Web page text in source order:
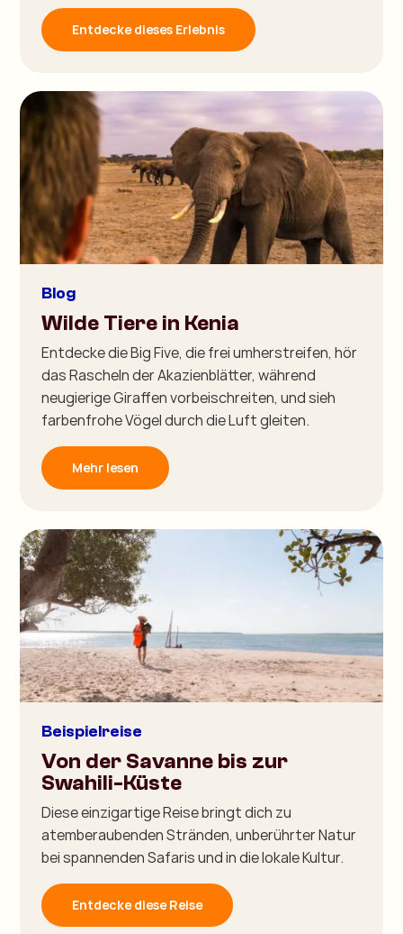
Entdecke dieses Erlebnis
Blog
Wilde Tiere in Kenia
Entdecke die Big Five, die frei umherstreifen, hör
das Rascheln der Akazienblätter, während
neugierige Giraffen vorbeischreiten, und sieh
farbenfrohe Vögel durch die Luft gleiten.
Mehr lesen
Beispielreise
Von der Savanne bis zur
Swahili-Küste
Diese einzigartige Reise bringt dich zu
atemberaubenden Stränden, unberührter Natur
bei spannenden Safaris und in die lokale Kultur.
Entdecke diese Reise